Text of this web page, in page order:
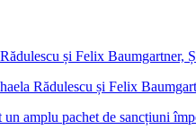
Rădulescu și Felix